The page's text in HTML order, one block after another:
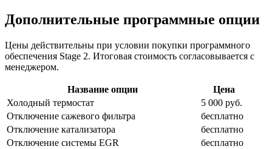
Дополнительные программные опции
Цены действительны при условии покупки программного
обеспечения Stage 2. Итоговая стоимость согласовывается с
менеджером.
Название опции
Цена
Холодный термостат
5 000 руб.
Отключение сажевого фильтра
бесплатно
Отключение катализатора
бесплатно
Отключение системы EGR
бесплатно